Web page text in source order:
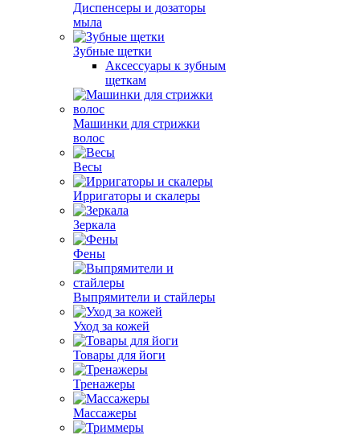
Диспенсеры и дозаторы
мыла
Зубные щетки
Аксессуары к зубным
щеткам
Машинки для стрижки
волос
Весы
Ирригаторы и скалеры
Зеркала
Фены
Выпрямители и стайлеры
Уход за кожей
Товары для йоги
Тренажеры
Массажеры